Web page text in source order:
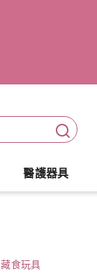
醫護器具
食玩具